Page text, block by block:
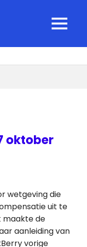
MENU
oktober
wetgeving die
uit te
maakte de
aanleiding van
vorige